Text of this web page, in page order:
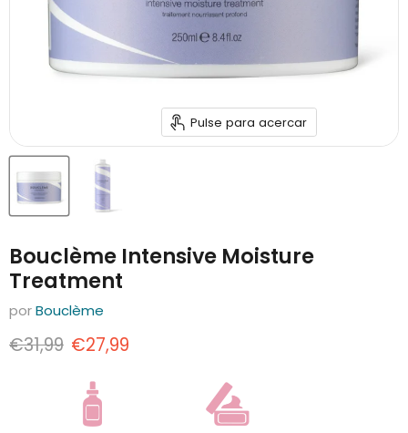
Pulse para acercar
Bouclème Intensive Moisture
Treatment
porBouclème
Precio original
€31,99 Precio actual
€27,99